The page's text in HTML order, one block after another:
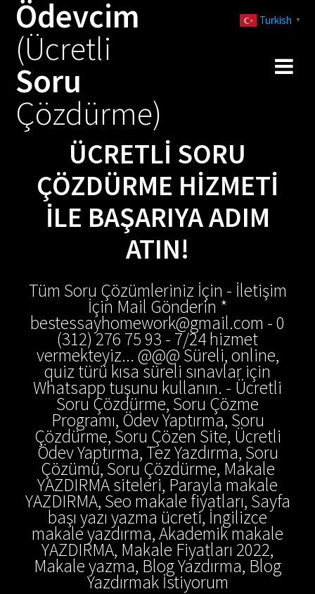
Ödevcim
(Ücretli
Soru
Çözdürme)
ÜCRETLI SORU
ÇÖZDÜRME HIZMETI
İLE BAŞARIYA ADIM
ATIN!
Tüm Soru Çözümleriniz İçin - İletişim
İçin Mail Gönderin *
bestessayhomework@gmail.com - 0
(312) 276 75 93 - 7/24 hizmet
vermekteyiz... @@@ Süreli, online,
quiz türü kısa süreli sınavlar için
Whatsapp tuşunu kullanın. - Ücretli
Soru Çözdürme, Soru Çözme
Programı, Ödev Yaptırma, Soru
Çözdürme, Soru Çözen Site, Ücretli
Ödev Yaptırma, Tez Yazdırma, Soru
Çözümü, Soru Çözdürme, Makale
YAZDIRMA siteleri, Parayla makale
YAZDIRMA, Seo makale fiyatları, Sayfa
başı yazı yazma ücreti, İngilizce
makale yazdırma, Akademik makale
YAZDIRMA, Makale Fiyatları 2022,
Makale yazma, Blog Yazdırma, Blog
Yazdırmak İstiyorum
Turkish ▼